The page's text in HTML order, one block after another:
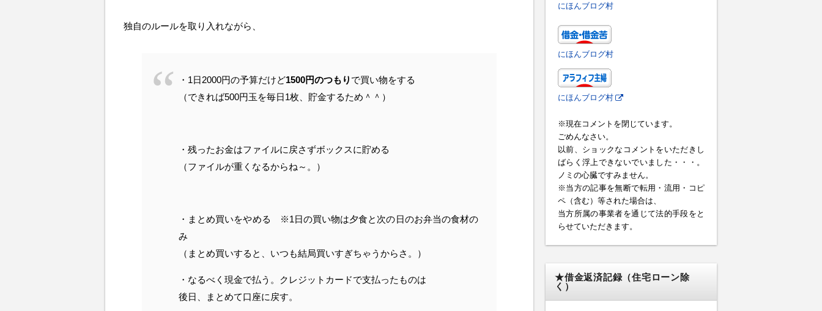
独自のルールを取り入れながら、
・1日2000円の予算だけど1500円のつもり で買い物をする
（できれば500円玉を毎日1枚、貯金するため＾＾）
・残ったお金はファイルに戻さずボックスに貯める
（ファイルが重くなるからね～。）
・まとめ買いをやめる ※1日の買い物は夕食と次の日のお弁当の食材の
み
（まとめ買いすると、いつも結局買いすぎちゃうからさ。）
・なるべく現金で払う。クレジットカードで支払ったものは
後日、まとめて口座に戻す。
にほんブログ村
にほんブログ村
にほんブログ村
※現在コメントを閉じています。
ごめんなさい。
以前、ショックなコメントをいただきし
ばらく浮上できないでいました・・・。
ノミの心臓ですみません。
※当方の記事を無断で転用・流用・コピ
ペ（含む）等された場合は、
当方所属の事業者を通じて法的手段をと
らせていただきます。
★借金返済記録（住宅ローン除
く）